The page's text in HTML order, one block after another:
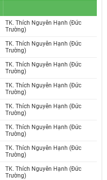
TK. Thích Nguyên Hạnh (Đức
Trường)
TK. Thích Nguyên Hạnh (Đức
Trường)
TK. Thích Nguyên Hạnh (Đức
Trường)
TK. Thích Nguyên Hạnh (Đức
Trường)
TK. Thích Nguyên Hạnh (Đức
Trường)
TK. Thích Nguyên Hạnh (Đức
Trường)
TK. Thích Nguyên Hạnh (Đức
Trường)
TK. Thích Nguyên Hạnh (Đức
Trường)